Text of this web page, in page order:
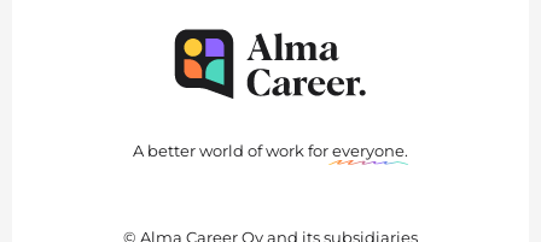
A better world of work foreveryone.
© Alma Career Oy and its subsidiaries